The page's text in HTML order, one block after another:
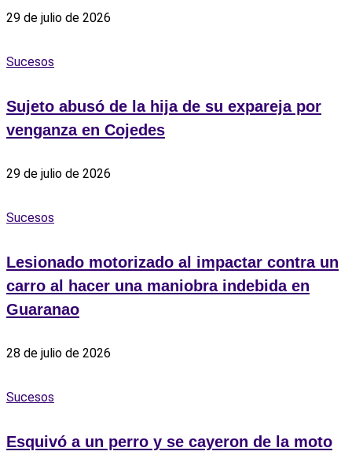
29 de julio de 2026
Sucesos
Sujeto abusó de la hija de su expareja por
venganza en Cojedes
29 de julio de 2026
Sucesos
Lesionado motorizado al impactar contra un
carro al hacer una maniobra indebida en
Guaranao
28 de julio de 2026
Sucesos
Esquivó a un perro y se cayeron de la moto